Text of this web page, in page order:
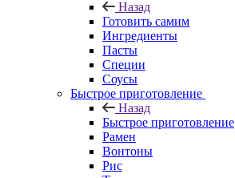
Назад
Готовить самим
Ингредиенты
Пасты
Специи
Соусы
Быстрое приготовление
Назад
Быстрое приготовление
Рамен
Вонтоны
Рис